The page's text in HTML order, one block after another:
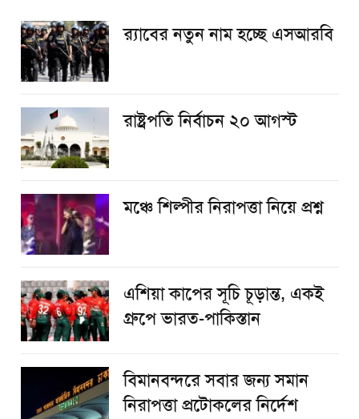
র‌্যাবের নতুন নাম হচ্ছে এসআরবি
রাষ্ট্রপতি নির্বাচন ২০ আগস্ট
​মঞ্চে শিল্পীর নিরাপত্তা নিয়ে প্রশ্ন
এশিয়া কাপের সূচি চূড়ান্ত, একই
গ্রুপে ভারত-পাকিস্তান
বিমানবন্দরে সবার জন্য সমান
নিরাপত্তা প্রটোকলের নির্দেশ